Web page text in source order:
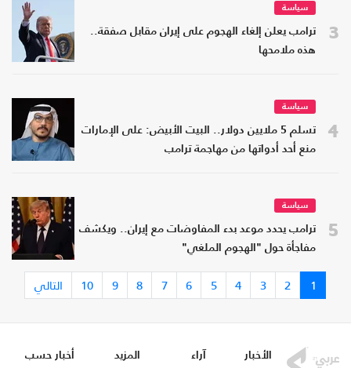
3
سياسة
ترامب يعلن إلغاء الهجوم على إيران مقابل صفقة..
هذه ملامحها
4
سياسة
تسلم 5 ملايين دولار.. البيت الأبيض: على الإمارات
منع أحد أدواتها من مهاجمة ترامب
5
سياسة
ترامب يحدد موعد بدء المفاوضات مع إيران.. ويكشف
مفاجأة حول "الهجوم الملغي"
1
2
3
4
5
6
7
8
9
10 التالي
الأخبار آراء المزيد
أخبار حسب